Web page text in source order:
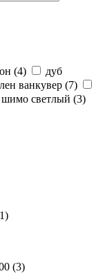
(4)
дуб
ванкувер (7)
шимо светлый (3)
(3)